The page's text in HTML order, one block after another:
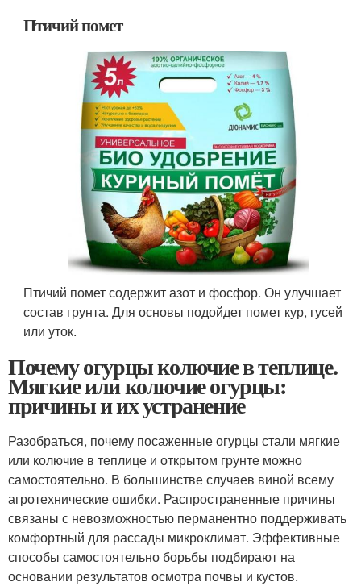
Птичий помет
Птичий помет содержит азот и фосфор. Он улучшает
состав грунта. Для основы подойдет помет кур, гусей
или уток.
Почему огурцы колючие в теплице.
Мягкие или колючие огурцы:
причины и их устранение
Разобраться, почему посаженные огурцы стали мягкие
или колючие в теплице и открытом грунте можно
самостоятельно. В большинстве случаев виной всему
агротехнические ошибки. Распространенные причины
связаны с невозможностью перманентно поддерживать
комфортный для рассады микроклимат. Эффективные
способы самостоятельно борьбы подбирают на
основании результатов осмотра почвы и кустов.